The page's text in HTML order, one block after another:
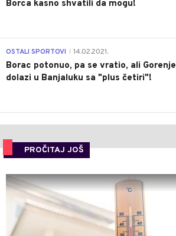
Borca kasno shvatili da mogu!
OSTALI SPORTOVI 14.02.2021.
Borac potonuo, pa se vratio, ali Gorenje
dolazi u Banjaluku sa "plus četiri"!
PROČITAJ JOŠ